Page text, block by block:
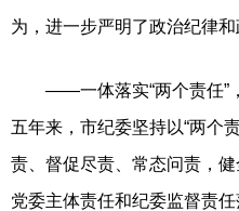
为，进一步严明了政治纪律和
——一体落实“两个责任”，
五年来，市纪委坚持以“两个
责、督促尽责、常态问责，
党委主体责任和纪委监督责